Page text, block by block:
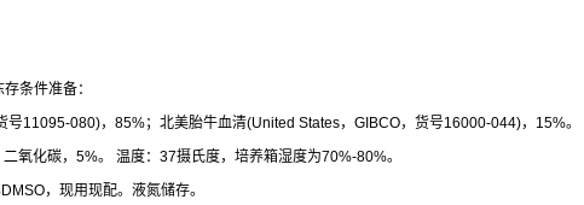
条件准备：
号11095-080)， 85%；北美胎牛血清(United States， GIBCO，货号16000-044)， 15%。
二氧化碳， 5%。 温度： 37摄氏度，培养箱湿度为70%-80%。
，现用现配。液氮储存。